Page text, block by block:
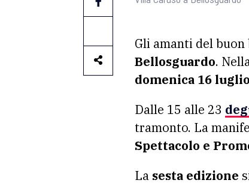
Gli amanti del
Bellosguardo.
domenica 16 luglio
Dalle 15 alle 23
tramonto. La
Spettacolo e
La sesta edizione